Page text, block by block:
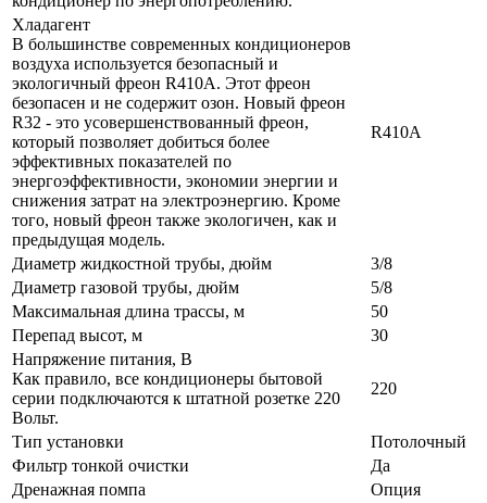
Хладагент
В большинстве современных кондиционеров
воздуха используется безопасный и
экологичный фреон R410A. Этот фреон
безопасен и не содержит озон. Новый фреон
R32 - это усовершенствованный фреон,
который позволяет добиться более
эффективных показателей по
энергоэффективности, экономии энергии и
снижения затрат на электроэнергию. Кроме
того, новый фреон также экологичен, как и
предыдущая модель.
R410A
Диаметр жидкостной трубы, дюйм
3/8
Диаметр газовой трубы, дюйм
5/8
Максимальная длина трассы, м
50
Перепад высот, м
30
Напряжение питания, В
Как правило, все кондиционеры бытовой
серии подключаются к штатной розетке 220
Вольт.
220
Тип установки
Потолочный
Фильтр тонкой очистки
Да
Дренажная помпа
Опция